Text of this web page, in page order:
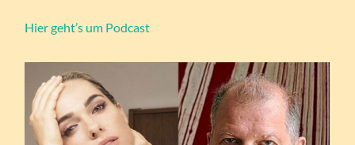
Hier geht’s um Podcast